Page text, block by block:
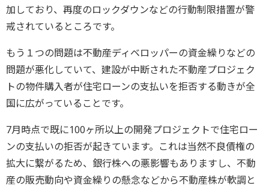
加しており、再度のロックダウンなどの行動制限措置が警
戒されているところです。
もう１つの問題は不動産ディベロッパーの資金繰りなどの
問題が悪化していて、建設が中断された不動産プロジェク
トの物件購入者が住宅ローンの支払いを拒否する動きが全
国に広がっていることです。
7月時点で既に100ヶ所以上の開発プロジェクトで住宅ロー
ンの支払いの拒否が起きています。これは当然不良債権の
拡大に繋がるため、銀行株への悪影響もありますし、不動
産の販売動向や資金繰りの懸念などから不動産株が軟調と